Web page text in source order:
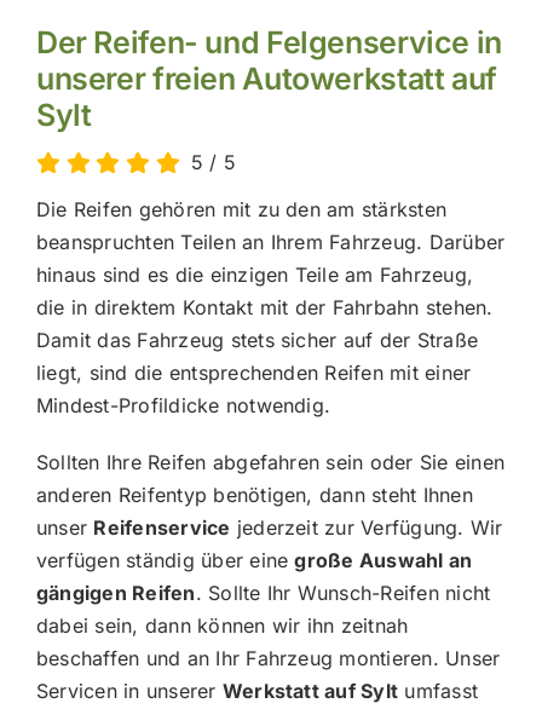
Der Reifen- und Felgenservice in
unserer freien Autowerkstatt auf
Sylt
5 / 5
Die Reifen gehören mit zu den am stärksten
beanspruchten Teilen an Ihrem Fahrzeug. Darüber
hinaus sind es die einzigen Teile am Fahrzeug,
die in direktem Kontakt mit der Fahrbahn stehen.
Damit das Fahrzeug stets sicher auf der Straße
liegt, sind die entsprechenden Reifen mit einer
Mindest-Profildicke notwendig.
Sollten Ihre Reifen abgefahren sein oder Sie einen
anderen Reifentyp benötigen, dann steht Ihnen
unser Reifenservice jederzeit zur Verfügung. Wir
verfügen ständig über einegroße Auswahl an
gängigen Reifen. Sollte Ihr Wunsch-Reifen nicht
dabei sein, dann können wir ihn zeitnah
beschaffen und an Ihr Fahrzeug montieren. Unser
Servicen in unserer Werkstatt auf Sylt umfasst